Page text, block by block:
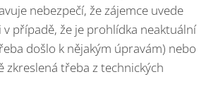
nebezpečí, že zájemce uvede
v případě, že je prohlídka neaktuální
došlo k nějakým úpravám) nebo
zkreslená třeba z technických